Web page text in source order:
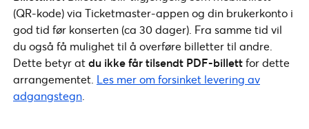
(QR-kode) via Ticketmaster-appen og din brukerkonto i
god tid før konserten (ca 30 dager). Fra samme tid vil
du også få mulighet til å overføre billetter til andre.
Dette betyr atdu ikke får tilsendt PDF-billettfor dette
arrangementet. Les mer om forsinket levering av
adgangstegn